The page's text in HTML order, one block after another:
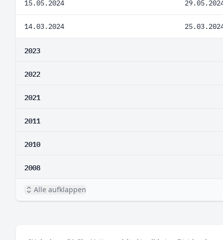
15.05.2024
14.03.2024
2023
2022
2021
2011
2010
2008
Alle aufklappen